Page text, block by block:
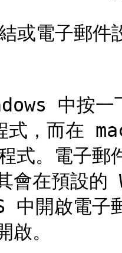
或電子郵
中按一
，而在
式。電子
會在預設
中開啟電子
啟。